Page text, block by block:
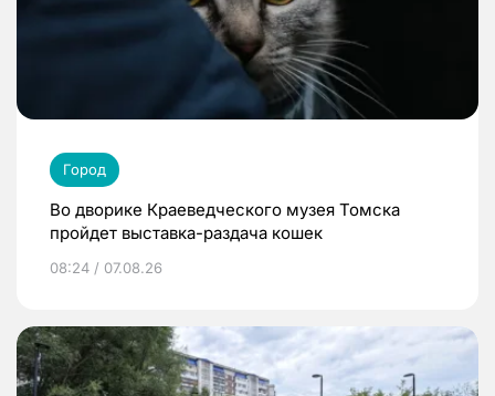
Город
Во дворике Краеведческого музея Томска
пройдет выставка-раздача кошек
08:24 / 07.08.26